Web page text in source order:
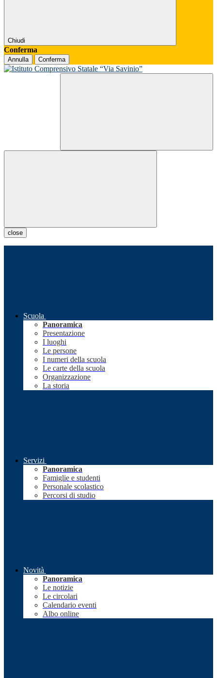
Chiudi
Conferma
Annulla Conferma
close
Scuola
Panoramica
Presentazione
I luoghi
Le persone
I numeri della scuola
Le carte della scuola
Organizzazione
La storia
Servizi
Panoramica
Famiglie e studenti
Personale scolastico
Percorsi di studio
Novità
Panoramica
Le notizie
Le circolari
Calendario eventi
Albo online